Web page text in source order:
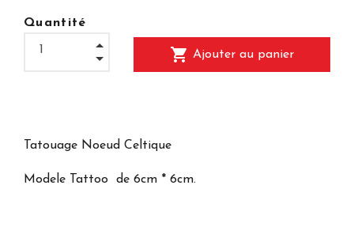
Quantité
shopping_cart Ajouter au panier
Tatouage Noeud Celtique
Modele Tattoo de 6cm * 6cm.